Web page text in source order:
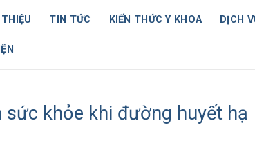
TIN TỨC KIẾN THỨC Y KHOA DỊCH
sức khỏe khi đường huyết hạ